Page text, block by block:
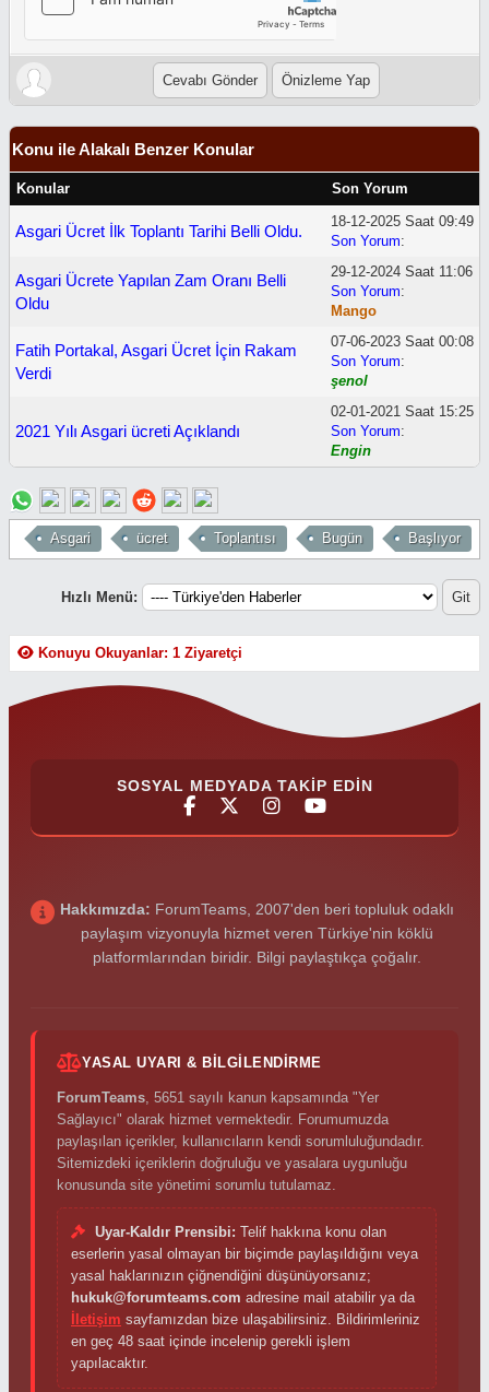
Konu ile Alakalı Benzer Konular
Konular Son Yorum
Asgari Ücret İlk Toplantı Tarihi Belli Oldu.
18-12-2025 Saat 09:49
Son Yorum:
Asgari Ücrete Yapılan Zam Oranı Belli
Oldu
29-12-2024 Saat 11:06
Son Yorum:
Mango
Fatih Portakal, Asgari Ücret İçin Rakam
Verdi
07-06-2023 Saat 00:08
Son Yorum:
şenol
2021 Yılı Asgari ücreti Açıklandı
02-01-2021 Saat 15:25
Son Yorum:
Engin
Asgari ücret Toplantısı Bugün Başlıyor
Hızlı Menü:
Konuyu Okuyanlar: 1 Ziyaretçi
SOSYAL MEDYADA TAKIP EDIN
Hakkımızda: ForumTeams, 2007'den beri topluluk odaklı
paylaşım vizyonuyla hizmet veren Türkiye'nin köklü
platformlarından biridir. Bilgi paylaştıkça çoğalır.
YASAL UYARI & BILGILENDIRME
ForumTeams, 5651 sayılı kanun kapsamında "Yer
Sağlayıcı" olarak hizmet vermektedir. Forumumuzda
paylaşılan içerikler, kullanıcıların kendi sorumluluğundadır.
Sitemizdeki içeriklerin doğruluğu ve yasalara uygunluğu
konusunda site yönetimi sorumlu tutulamaz.
Uyar-Kaldır Prensibi: Telif hakkına konu olan
eserlerin yasal olmayan bir biçimde paylaşıldığını veya
yasal haklarınızın çiğnendiğini düşünüyorsanız;
hukuk@forumteams.com adresine mail atabilir ya da
İletişim sayfamızdan bize ulaşabilirsiniz. Bildirimleriniz
en geç 48 saat içinde incelenip gerekli işlem
yapılacaktır.